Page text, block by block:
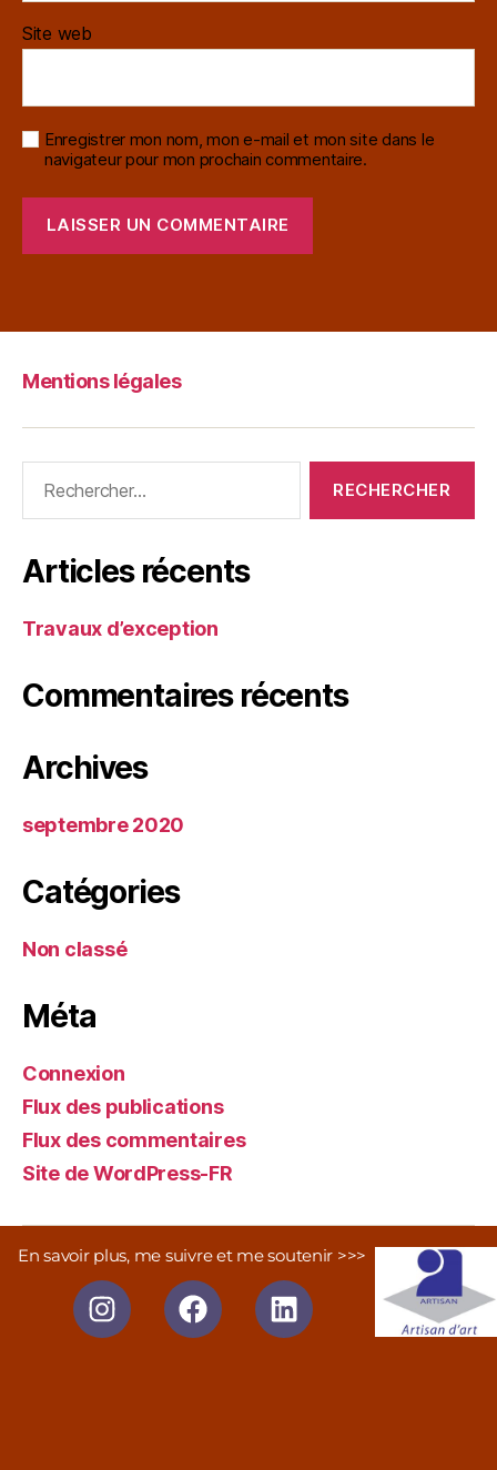
Site web
Enregistrer mon nom, mon e-mail et mon site dans le
navigateur pour mon prochain commentaire.
Mentions légales
Articles récents
Travaux d’exception
Commentaires récents
Archives
septembre 2020
Catégories
Non classé
Méta
Connexion
Flux des publications
Flux des commentaires
Site de WordPress-FR
En savoir plus, me suivre et me soutenir >>>